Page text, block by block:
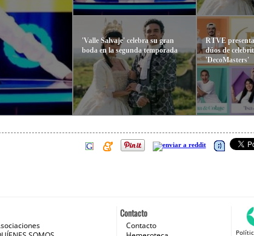
'Valle Salvaje' celebra su gran
boda en la segunda temporada
RTVE
dúos de
'DecoMasters'
Contacto
Contacto